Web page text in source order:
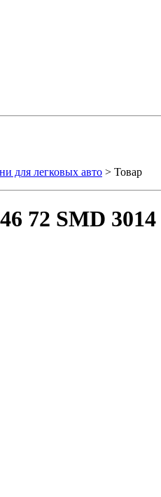
для легковых авто > Товар
72 SMD